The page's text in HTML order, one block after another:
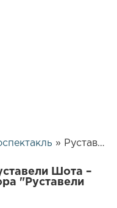
» Руставели Шота – Сказание о Тариэле | 26284
Шота –
"Руставели